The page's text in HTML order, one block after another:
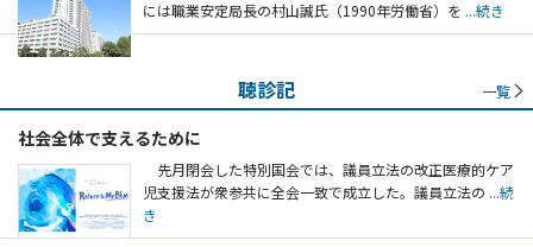
には職業安定局長の村山誠氏（1990年労働省）を ...続き
聴診記 一覧
社会全体で支えるために
先月閉会した特別国会では、議員立法の改正医療的ケア
児支援法が衆参共に全会一致で成立した。議員立法の ...続
き